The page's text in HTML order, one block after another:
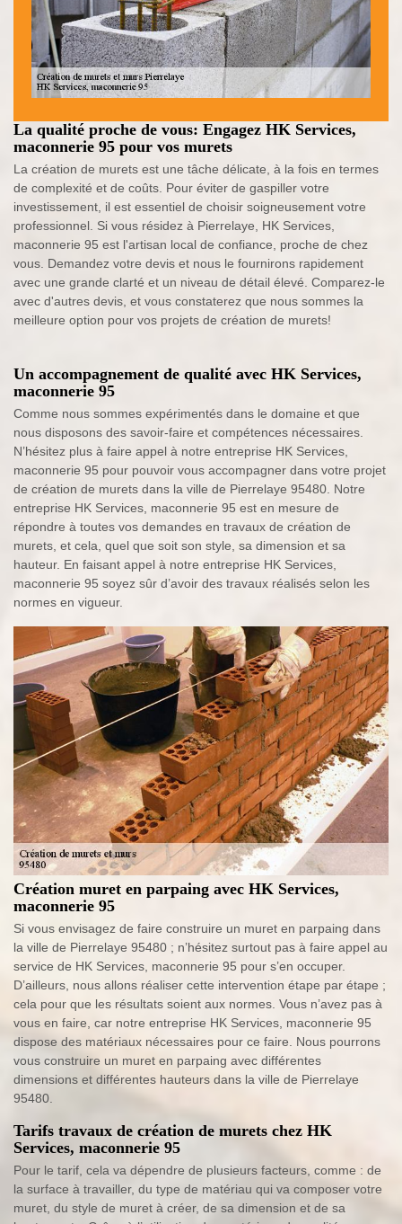
La qualité proche de vous: Engagez HK Services,
maconnerie 95 pour vos murets
La création de murets est une tâche délicate, à la fois en termes
de complexité et de coûts. Pour éviter de gaspiller votre
investissement, il est essentiel de choisir soigneusement votre
professionnel. Si vous résidez à Pierrelaye, HK Services,
maconnerie 95 est l'artisan local de confiance, proche de chez
vous. Demandez votre devis et nous le fournirons rapidement
avec une grande clarté et un niveau de détail élevé. Comparez-le
avec d'autres devis, et vous constaterez que nous sommes la
meilleure option pour vos projets de création de murets!
Un accompagnement de qualité avec HK Services,
maconnerie 95
Comme nous sommes expérimentés dans le domaine et que
nous disposons des savoir-faire et compétences nécessaires.
N’hésitez plus à faire appel à notre entreprise HK Services,
maconnerie 95 pour pouvoir vous accompagner dans votre projet
de création de murets dans la ville de Pierrelaye 95480. Notre
entreprise HK Services, maconnerie 95 est en mesure de
répondre à toutes vos demandes en travaux de création de
murets, et cela, quel que soit son style, sa dimension et sa
hauteur. En faisant appel à notre entreprise HK Services,
maconnerie 95 soyez sûr d’avoir des travaux réalisés selon les
normes en vigueur.
Création muret en parpaing avec HK Services,
maconnerie 95
Si vous envisagez de faire construire un muret en parpaing dans
la ville de Pierrelaye 95480 ; n’hésitez surtout pas à faire appel au
service de HK Services, maconnerie 95 pour s’en occuper.
D’ailleurs, nous allons réaliser cette intervention étape par étape ;
cela pour que les résultats soient aux normes. Vous n’avez pas à
vous en faire, car notre entreprise HK Services, maconnerie 95
dispose des matériaux nécessaires pour ce faire. Nous pourrons
vous construire un muret en parpaing avec différentes
dimensions et différentes hauteurs dans la ville de Pierrelaye
95480.
Tarifs travaux de création de murets chez HK
Services, maconnerie 95
Pour le tarif, cela va dépendre de plusieurs facteurs, comme : de
la surface à travailler, du type de matériau qui va composer votre
muret, du style de muret à créer, de sa dimension et de sa